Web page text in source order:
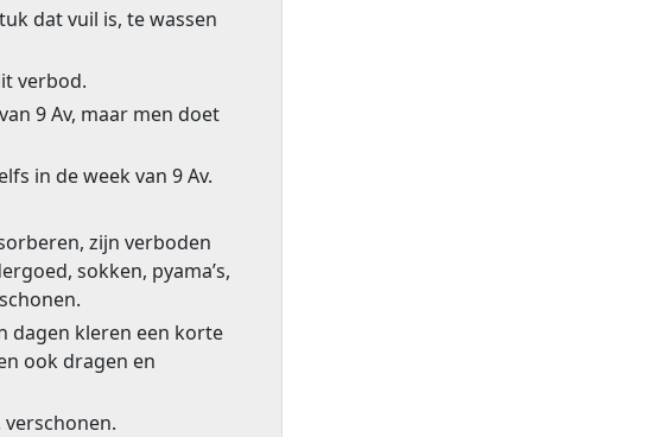
dat vuil is, te wassen
verbod.
9 Av, maar men doet
in de week van 9 Av.
zijn verboden
sokken, pyama’s,
dagen kleren een korte
ook dragen en